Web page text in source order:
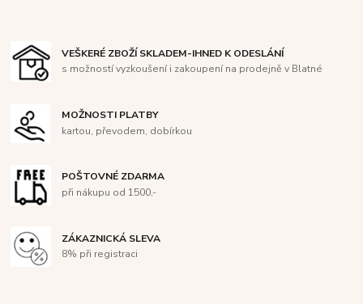
VEŠKERÉ ZBOŽÍ SKLADEM-IHNED K ODESLÁNÍ
s možností vyzkoušení i zakoupení na prodejně v Blatné
MOŽNOSTI PLATBY
kartou, převodem, dobírkou
POŠTOVNÉ ZDARMA
při nákupu od 1500,-
ZÁKAZNICKÁ SLEVA
8% při registraci